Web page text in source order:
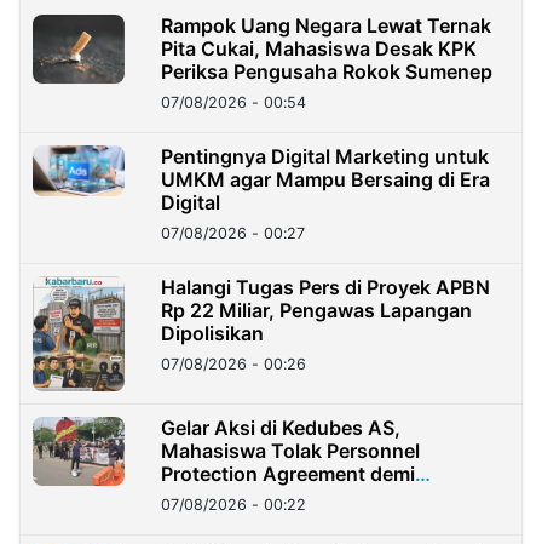
Rampok Uang Negara Lewat Ternak
Pita Cukai, Mahasiswa Desak KPK
Periksa Pengusaha Rokok Sumenep
07/08/2026 - 00:54
Pentingnya Digital Marketing untuk
UMKM agar Mampu Bersaing di Era
Digital
07/08/2026 - 00:27
Halangi Tugas Pers di Proyek APBN
Rp 22 Miliar, Pengawas Lapangan
Dipolisikan
07/08/2026 - 00:26
Gelar Aksi di Kedubes AS,
Mahasiswa Tolak Personnel
Protection Agreement demi
Kedaulatan Negara
07/08/2026 - 00:22